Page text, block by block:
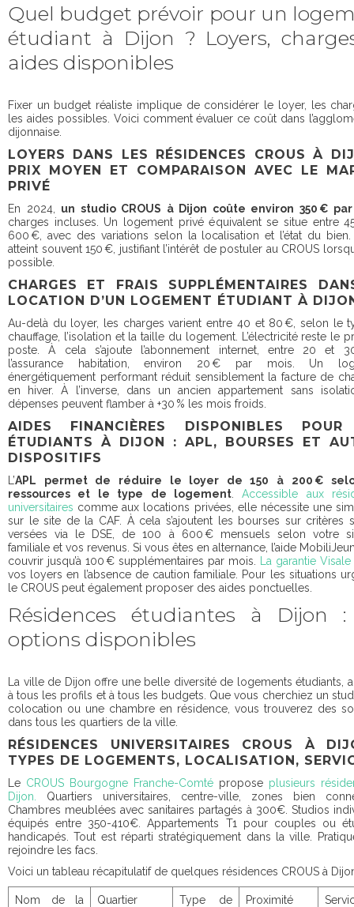
Quel budget prévoir pour un
étudiant à Dijon ? Loyers,
aides disponibles
Fixer un budget réaliste implique de considérer le loyer, les
les aides possibles. Voici comment évaluer ce coût dans
dijonnaise.
LOYERS DANS LES RÉSIDENCES CROUS À
PRIX MOYEN ET COMPARAISON AVEC LE
PRIVÉ
En 2024, un studio CROUS à Dijon coûte environ 350 €
charges incluses. Un logement privé équivalent se situe entre
600 €, avec des variations selon la localisation et l’état du bien.
atteint souvent 150 €, justifiant l’intérêt de postuler au CROUS
possible.
CHARGES ET FRAIS SUPPLÉMENTAIRES
LOCATION D’UN LOGEMENT ÉTUDIANT À
Au-delà du loyer, les charges varient entre 40 et 80 €, selon le
chauffage, l’isolation et la taille du logement. L’électricité reste le
poste. À cela s’ajoute l’abonnement internet, entre 20 et
l’assurance habitation, environ 20 € par mois. Un
énergétiquement performant réduit sensiblement la facture de
en hiver. À l’inverse, dans un ancien appartement sans
dépenses peuvent flamber à +30 % les mois froids.
AIDES FINANCIÈRES DISPONIBLES
ÉTUDIANTS À DIJON : APL, BOURSES ET
DISPOSITIFS
L’APL permet de réduire le loyer de 150 à 200 €
ressources et le type de logement.Accessible aux
universitaires comme aux locations privées, elle nécessite une
sur le site de la CAF. À cela s’ajoutent les bourses sur critères
versées via le DSE, de 100 à 600 € mensuels selon votre
familiale et vos revenus. Si vous êtes en alternance, l’aide
couvrir jusqu’à 100 € supplémentaires par mois.
La garantie Visale
vos loyers en l’absence de caution familiale. Pour les situations
le CROUS peut également proposer des aides ponctuelles.
Résidences étudiantes à Dijon
options disponibles
La ville de Dijon offre une belle diversité de logements étudiants,
à tous les profils et à tous les budgets. Que vous cherchiez un
colocation ou une chambre en résidence, vous trouverez des
dans tous les quartiers de la ville.
RÉSIDENCES UNIVERSITAIRES CROUS À
TYPES DE LOGEMENTS, LOCALISATION,
Le CROUS Bourgogne Franche-Comté propose plusieurs
Dijon.
Quartiers universitaires, centre-ville, zones bien
Chambres meublées avec sanitaires partagés à 300€. Studios
équipés entre 350-410€. Appartements T1 pour couples ou
handicapés. Tout est réparti stratégiquement dans la ville.
rejoindre les facs.
Voici un tableau récapitulatif de quelques résidences CROUS à
Nom de la
Quartier
Type de
Proximité